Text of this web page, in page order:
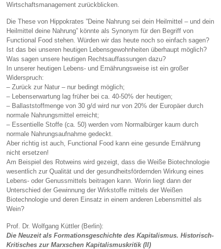
Wirtschaftsmanagement zurückblicken.
Die These von Hippokrates ”Deine Nahrung sei dein Heilmittel – und dein
Heilmittel deine Nahrung” könnte als Synonym für den Begriff von
Functional Food stehen. Würden wir das heute noch so einfach sagen?
Ist das bei unseren heutigen Lebensgewohnheiten überhaupt möglich?
Was sagen unsere heutigen Rechtsauffassungen dazu?
In unserer heutigen Lebens- und Ernährungsweise ist ein großer
Widerspruch:
– Zurück zur Natur – nur bedingt möglich;
– Lebenserwartung lag früher bei ca. 40-50% der heutigen;
– Ballaststoffmenge von 30 g/d wird nur von 20% der Europäer durch
normale Nahrungsmittel erreicht;
– Essentielle Stoffe (ca. 50) werden vom Normalbürger kaum durch
normale Nahrungsaufnahme gedeckt.
Aber richtig ist auch, Functional Food kann eine gesunde Ernährung
nicht ersetzen!
Am Beispiel des Rotweins wird gezeigt, dass die Weiße Biotechnologie
wesentlich zur Qualität und der gesundheitsfördernden Wirkung eines
Lebens- oder Genussmittels beitragen kann. Worin liegt dann der
Unterschied der Gewinnung der Wirkstoffe mittels der Weißen
Biotechnologie und deren Einsatz in einem anderen Lebensmittel als
Wein?
Prof. Dr. Wolfgang Küttler (Berlin):
Die Neuzeit als Formationsgeschichte des Kapitalismus. Historisch-
Kritisches zur Marxschen Kapitalismuskritik (II)